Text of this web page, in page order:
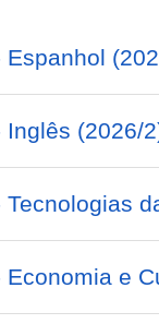
Espanhol
Inglês (2026/
Tecnologias
Economia e